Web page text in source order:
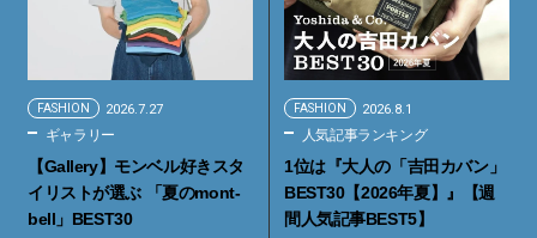
FASHION 2026.7.27
ギャラリー
【Gallery】モンベル好きスタ
イリストが選ぶ 「夏のmont-
bell」BEST30
FASHION 2026.8.1
人気記事ランキング
1位は『大人の「吉田カバン」
BEST30【2026年夏】』【週
間人気記事BEST5】